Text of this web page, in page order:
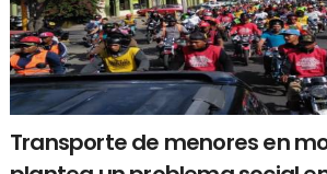
Transporte de menores en